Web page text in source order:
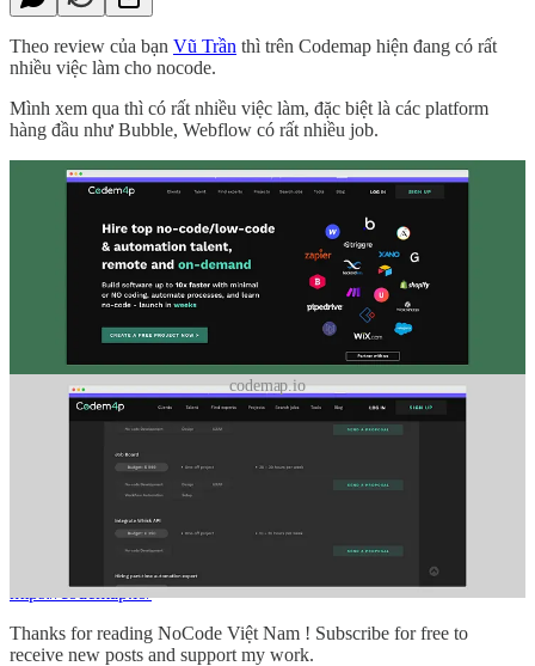
Theo review của bạn Vũ Trần thì trên Codemap hiện đang có rất
nhiều việc làm cho nocode.
Mình xem qua thì có rất nhiều việc làm, đặc biệt là các platform
hàng đầu như Bubble, Webflow có rất nhiều job.
codemap.io
Hourly rate cũng khá cao từ $25 đến trên $100. Với mức giá này
cũng đã ngang developer rồi.
Mọi người có nhu cầu tìm job có thể thử qua Codemap nhé
Fun fact: Codemap cũng được làm từ Bubble đó và đã gọi vốn được
https://codemap.io/
Thanks for reading NoCode Việt Nam ! Subscribe for free to
receive new posts and support my work.